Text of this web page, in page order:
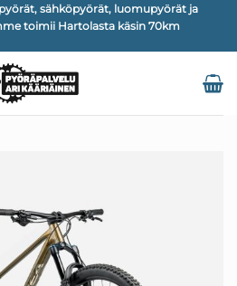
sähköpyörät, luomupyörät ja
toimii Hartolasta käsin 70km